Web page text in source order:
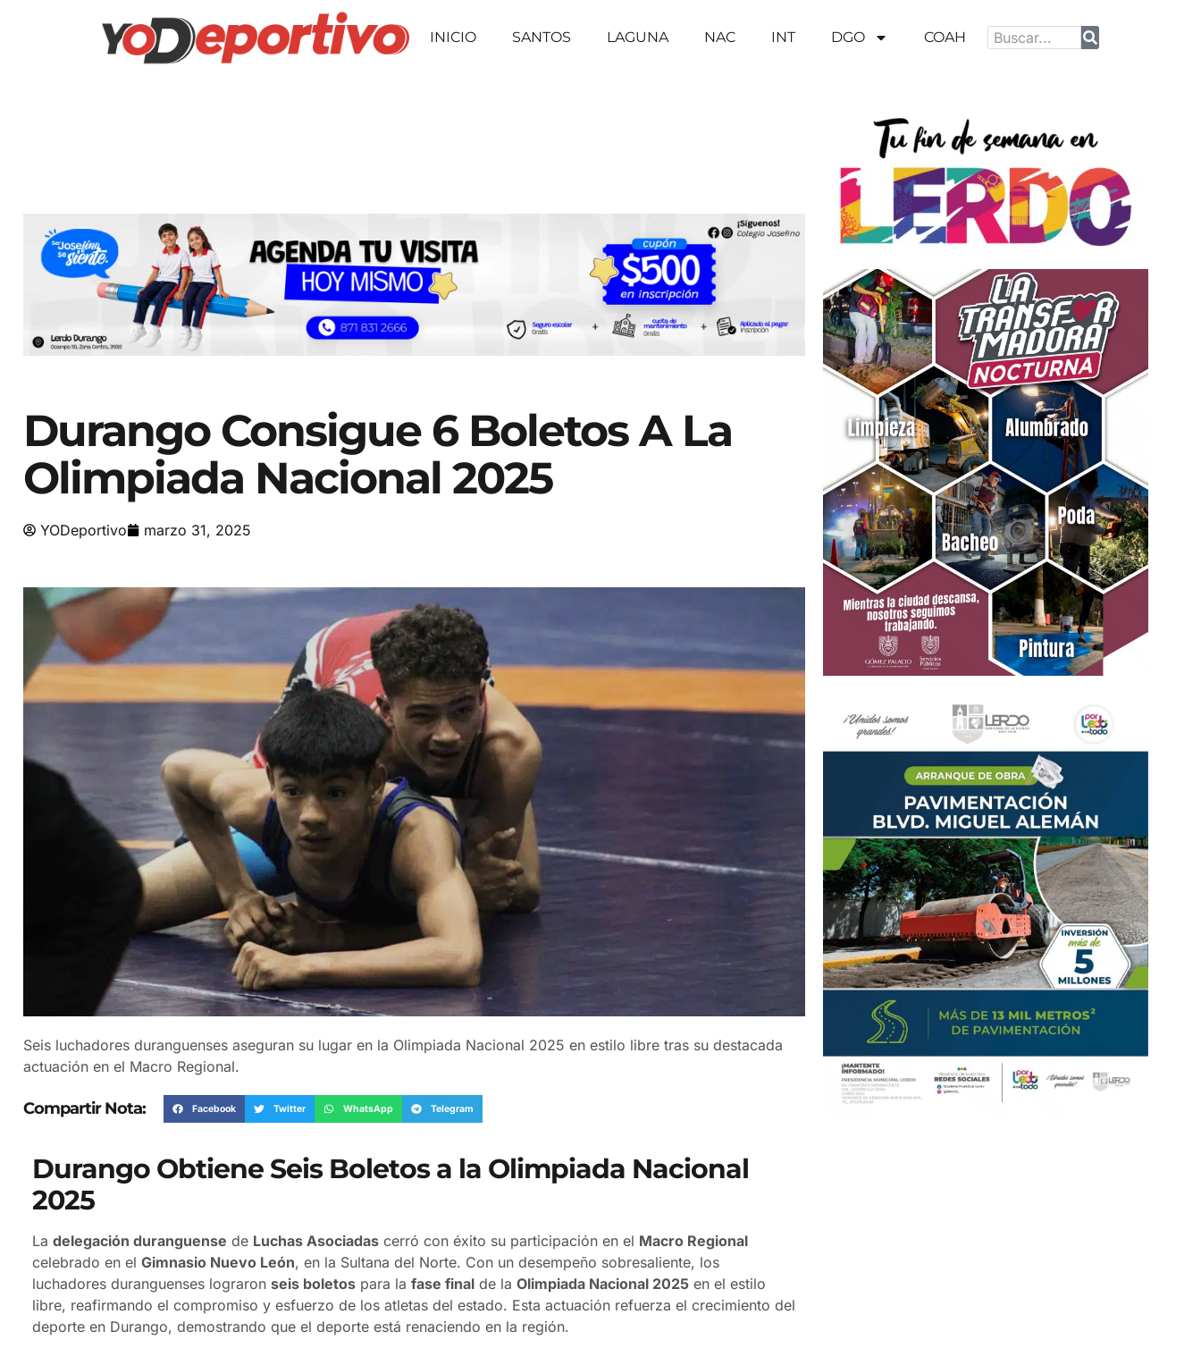
INICIO SANTOS LAGUNA NAC INT DGO COAH
Durango Consigue 6 Boletos A La
Olimpiada Nacional 2025
YODeportivo marzo 31, 2025
Seis luchadores duranguenses aseguran su lugar en la Olimpiada Nacional 2025 en estilo libre tras su destacada
actuación en el Macro Regional.
Compartir Nota: Facebook Twitter WhatsApp Telegram
Durango Obtiene Seis Boletos a la Olimpiada Nacional
2025
La delegación duranguense de Luchas Asociadas cerró con éxito su participación en el Macro Regional
celebrado en el Gimnasio Nuevo León, en la Sultana del Norte. Con un desempeño sobresaliente, los
luchadores duranguenses lograron seis boletos para la fase final de la Olimpiada Nacional 2025 en el estilo
libre, reafirmando el compromiso y esfuerzo de los atletas del estado. Esta actuación refuerza el crecimiento del
deporte en Durango, demostrando que el deporte está renaciendo en la región.